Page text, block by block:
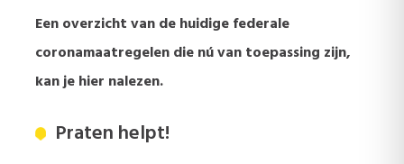
Een overzicht van de huidige federale
coronamaatregelen die nú van toepassing zijn,
kan je hier nalezen.
Praten helpt!